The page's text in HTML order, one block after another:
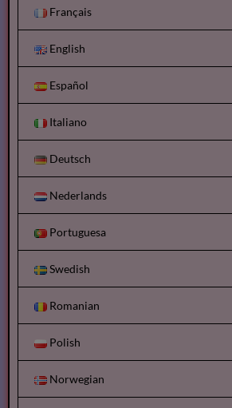
Français
English
Español
Italiano
Deutsch
Nederlands
Portuguesa
Swedish
Romanian
Polish
Norwegian